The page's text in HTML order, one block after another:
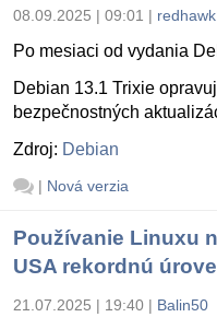
08.09.2025 | 09:01 |
Po mesiaci od vydania
Debian 13.1 Trixie
bezpečnostných
Zdroj: Debian
| Nová verzia
Používanie Linuxu
USA rekordnú
21.07.2025 | 19:40 | Balin50